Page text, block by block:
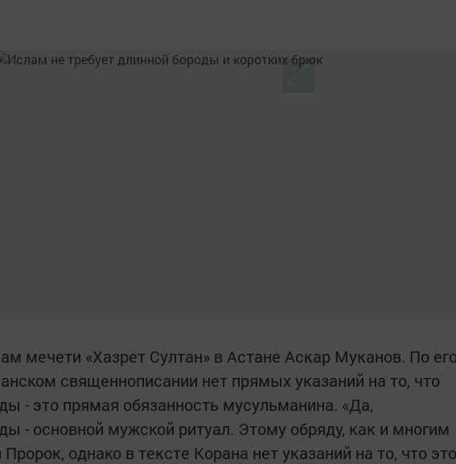
мечети «Хазрет Султан» в Астане Аскар Муканов. По
священнописании нет прямых указаний на то, что
- это прямая обязанность мусульманина. «Да,
- основной мужской ритуал. Этому обряду, как и многим
однако в тексте Корана нет указаний на то, что это